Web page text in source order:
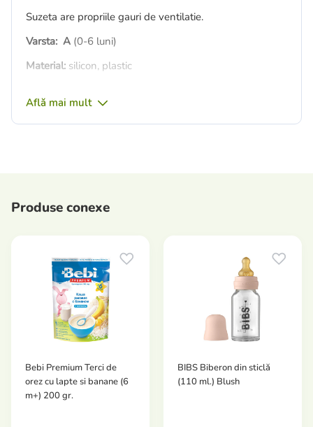
Suzeta are propriile gauri de ventilatie.
Varsta: A (0-6 luni)
Material: silicon, plastic
Află mai mult
Produse conexe
Bebi Premium Terci de
orez cu lapte si banane (6
m+) 200 gr.
BIBS Biberon din sticlă
(110 ml.) Blush